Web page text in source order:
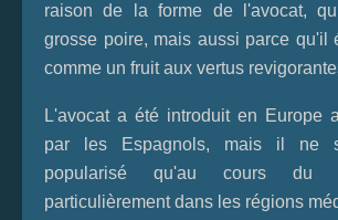
raison de la forme de l'avocat,
grosse poire, mais aussi parce qu'il
comme un fruit aux vertus
L'avocat a été introduit en Europe
par les Espagnols, mais il ne
popularisé qu'au cours du
particulièrement dans les régions